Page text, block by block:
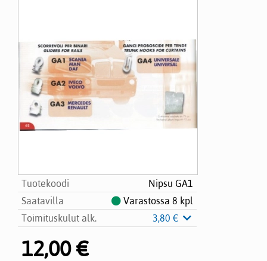
Tuotekoodi
Nipsu GA1
Saatavilla
Varastossa 8 kpl
Toimituskulut alk.
3,80 €
12,00 €